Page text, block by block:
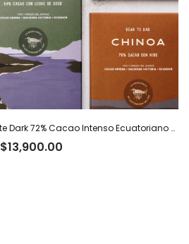
CHINOA – Tableta Chocolate Dark 72% Cacao Intenso Ecuatoriano x 50 g
$13,900.00